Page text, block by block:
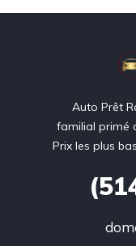
Auto Prêt
familial primé
Prix les plus